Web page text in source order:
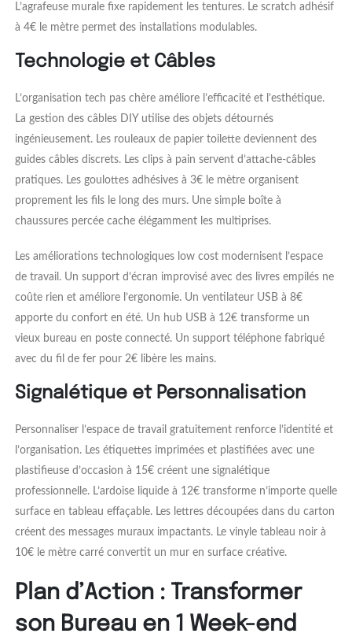
L’agrafeuse murale fixe rapidement les tentures. Le scratch adhésif
à 4€ le mètre permet des installations modulables.
Technologie et Câbles
L’organisation tech pas chère améliore l’efficacité et l’esthétique.
La gestion des câbles DIY utilise des objets détournés
ingénieusement. Les rouleaux de papier toilette deviennent des
guides câbles discrets. Les clips à pain servent d’attache-câbles
pratiques. Les goulottes adhésives à 3€ le mètre organisent
proprement les fils le long des murs. Une simple boîte à
chaussures percée cache élégamment les multiprises.
Les améliorations technologiques low cost modernisent l’espace
de travail. Un support d’écran improvisé avec des livres empilés ne
coûte rien et améliore l’ergonomie. Un ventilateur USB à 8€
apporte du confort en été. Un hub USB à 12€ transforme un
vieux bureau en poste connecté. Un support téléphone fabriqué
avec du fil de fer pour 2€ libère les mains.
Signalétique et Personnalisation
Personnaliser l’espace de travail gratuitement renforce l’identité et
l’organisation. Les étiquettes imprimées et plastifiées avec une
plastifieuse d’occasion à 15€ créent une signalétique
professionnelle. L’ardoise liquide à 12€ transforme n’importe quelle
surface en tableau effaçable. Les lettres découpées dans du carton
créent des messages muraux impactants. Le vinyle tableau noir à
10€ le mètre carré convertit un mur en surface créative.
Plan d’Action : Transformer
son Bureau en 1 Week-end